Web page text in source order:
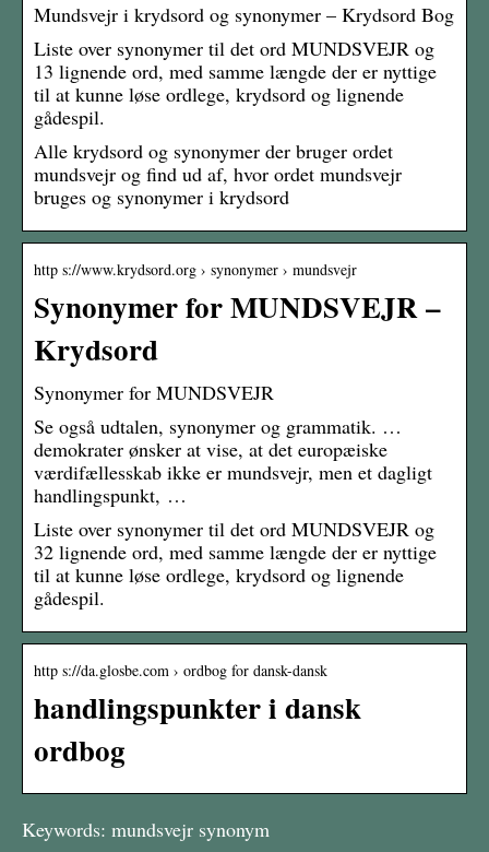
Mundsvejr i krydsord og synonymer – Krydsord Bog
Liste over synonymer til det ord MUNDSVEJR og
13 lignende ord, med samme længde der er nyttige
til at kunne løse ordlege, krydsord og lignende
gådespil.
Alle krydsord og synonymer der bruger ordet
mundsvejr og find ud af, hvor ordet mundsvejr
bruges og synonymer i krydsord
http s://www.krydsord.org › synonymer › mundsvejr
Synonymer for MUNDSVEJR –
Krydsord
Synonymer for MUNDSVEJR
Se også udtalen, synonymer og grammatik. …
demokrater ønsker at vise, at det europæiske
værdifællesskab ikke er mundsvejr, men et dagligt
handlingspunkt, …
Liste over synonymer til det ord MUNDSVEJR og
32 lignende ord, med samme længde der er nyttige
til at kunne løse ordlege, krydsord og lignende
gådespil.
http s://da.glosbe.com › ordbog for dansk-dansk
handlingspunkter i dansk
ordbog
Keywords: mundsvejr synonym